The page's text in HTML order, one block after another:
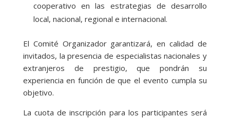
cooperativo en las estrategias de desarrollo
local, nacional, regional e internacional.
El Comité Organizador garantizará, en calidad de
invitados, la presencia de especialistas nacionales y
extranjeros de prestigio, que pondrán su
experiencia en función de que el evento cumpla su
objetivo.
La cuota de inscripción para los participantes será